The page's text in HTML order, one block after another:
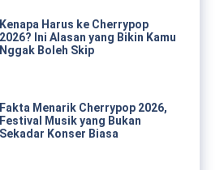
Kenapa Harus ke Cherrypop
2026? Ini Alasan yang Bikin Kamu
Nggak Boleh Skip
Fakta Menarik Cherrypop 2026,
Festival Musik yang Bukan
Sekadar Konser Biasa